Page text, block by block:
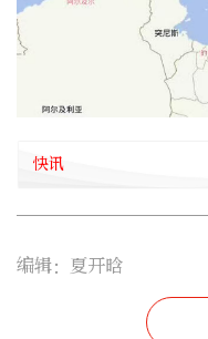
快讯
编辑：夏开晗